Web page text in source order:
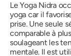
Le Yoga Nidra
yoga car il
prise. Une seule
comparable à
soulageant les
mentale. Il est